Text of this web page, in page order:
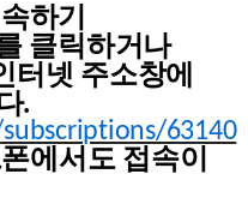
하기
클릭하거나
터넷 주소창에
.
63140
에서도 접속이